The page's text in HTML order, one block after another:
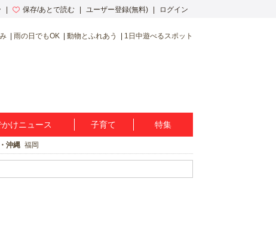
保存/あとで読む ユーザー登録(無料) ログイン
雨の日でもOK 動物とふれあう 1日中遊べるスポット
かけニュース 子育て 特集
沖縄 福岡